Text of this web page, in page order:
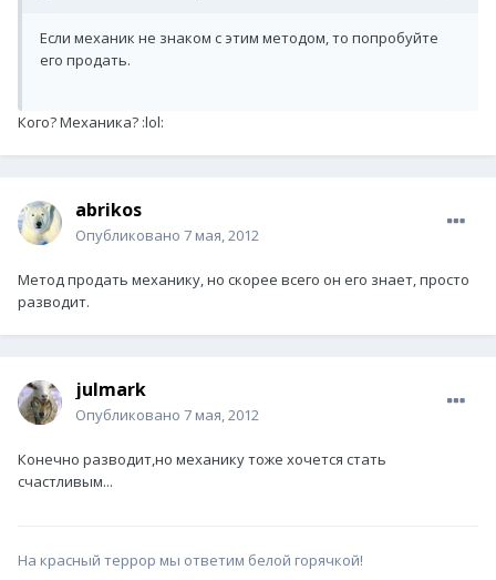
Если механик не знаком с этим методом, то попробуйте
его продать.
Кого? Механика? :lol:
abrikos
Опубликовано 7 мая, 2012
Метод продать механику, но скорее всего он его знает, просто
разводит.
julmark
Опубликовано 7 мая, 2012
Конечно разводит,но механику тоже хочется стать
счастливым...
На красный террор мы ответим белой горячкой!